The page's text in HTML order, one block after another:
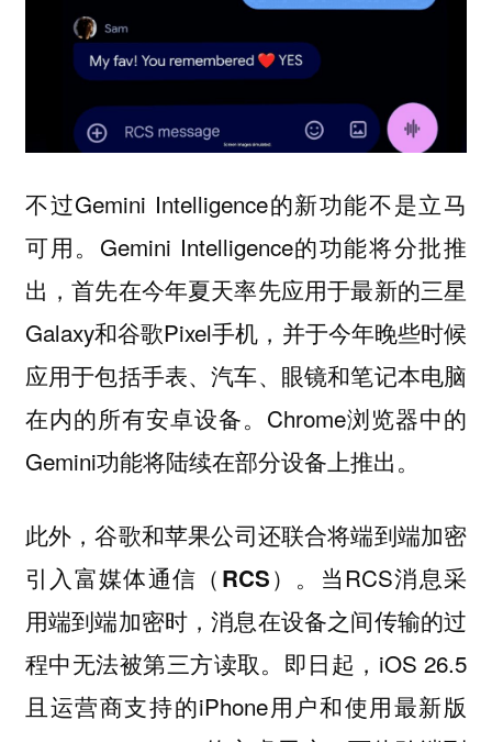
不过Gemini Intelligence的新功能不是立马
可用。Gemini Intelligence的功能将分批推
出，首先在今年夏天率先应用于最新的三星
Galaxy和谷歌Pixel手机，并于今年晚些时候
应用于包括手表、汽车、眼镜和笔记本电脑
在内的所有安卓设备。Chrome浏览器中的
Gemini功能将陆续在部分设备上推出。
此外，谷歌和苹果公司还联合将端到端加密
引入富媒体通信（RCS） 。当RCS消息采
用端到端加密时，消息在设备之间传输的过
程中无法被第三方读取。即日起，iOS 26.5
且运营商支持的iPhone用户和使用最新版